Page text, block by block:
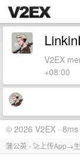
V2EX
+08:00
© 2026 V2EX · 8ms
蒲公英 - 🚀上传App→